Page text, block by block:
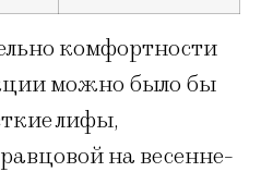
комфортности
можно было бы
лифы,
на весенне-